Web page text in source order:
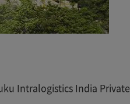
Intralogistics India Private